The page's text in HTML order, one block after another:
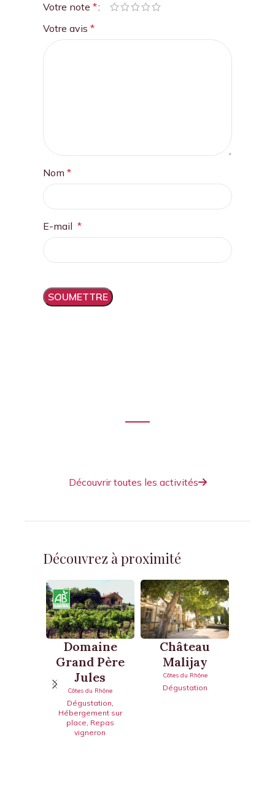
Votre note *
Votre avis *
Nom *
E-mail *
Découvrir toutes les activités
Découvrez à proximité
Domaine
Grand Père
Jules
Côtes du Rhône
Dégustation,
Hébergement sur
place, Repas
vigneron
Château
Malijay
Côtes du Rhône
Dégustation